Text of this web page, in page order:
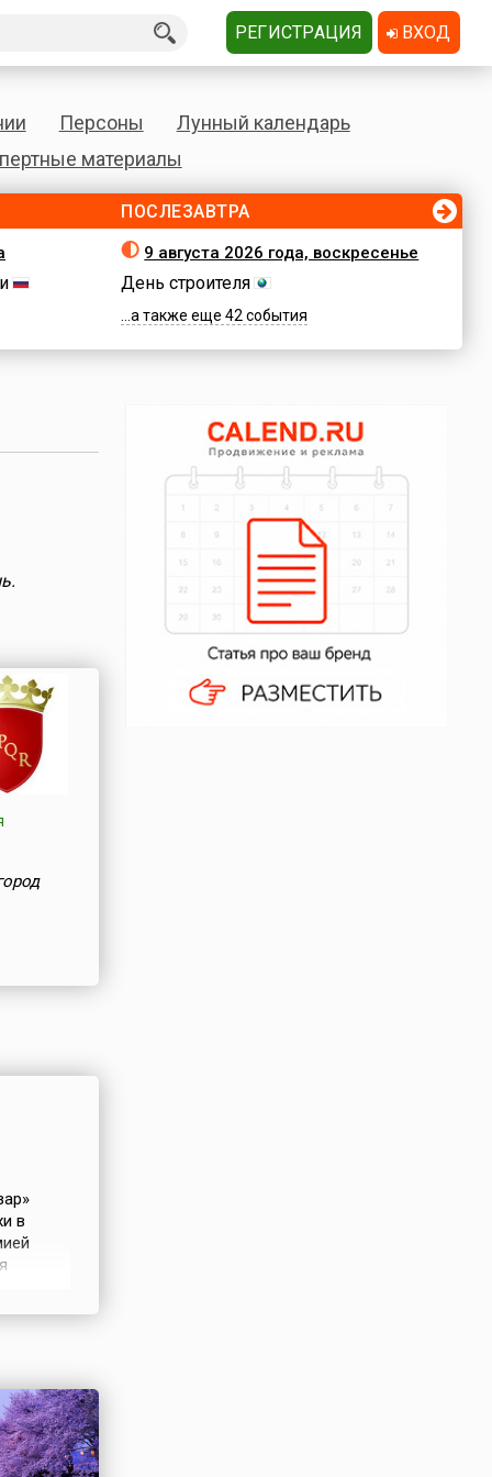
Персоны
Лунный календарь
материалы
ПОСЛЕЗАВТРА
9 августа 2026 года, воскресенье
День строителя
...а также еще 42 события
в
РЕГИСТРАЦИЯ ВХОД